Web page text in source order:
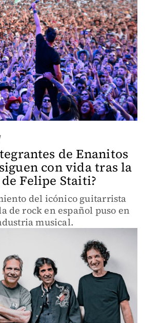
de Enanitos
con vida tras la
Felipe Staiti?
del icónico guitarrista
de rock en español puso en
musical.